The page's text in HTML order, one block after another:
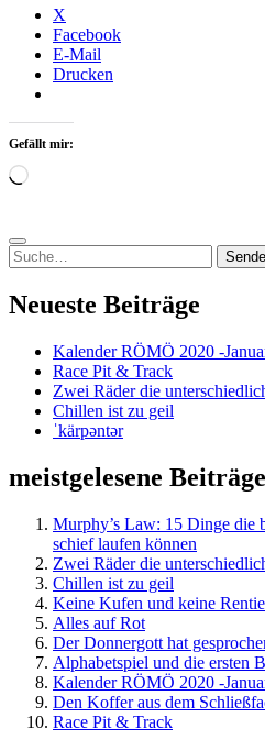
X
Facebook
E-Mail
Drucken
Gefällt mir:
Wird
Suchen
nach:
Neueste Beiträge
Kalender RÖMÖ 2020 -
Race Pit & Track
Zwei Räder die
Chillen ist zu geil
ˈkärpəntər
meistgelesene Beiträge
Murphy’s Law: 15 Dinge die
schief laufen können
Zwei Räder die
Chillen ist zu geil
Keine Kufen und keine
Alles auf Rot
Der Donnergott hat
Alphabetspiel und die ersten
Kalender RÖMÖ 2020 -
Den Koffer aus dem
Race Pit & Track